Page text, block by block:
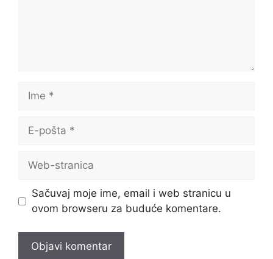
Ime
pošta
Web-
Sačuvaj moje ime, email i web stranicu u
ovom browseru za buduće komentare.